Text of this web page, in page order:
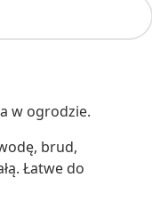
w ogrodzie.
brud,
Łatwe do